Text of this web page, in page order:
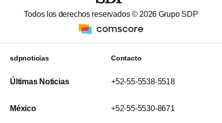
Todos los derechos reservados © 2026 Grupo SDP
sdpnoticias
Últimas Noticias
México
Contacto
+52-55-5538-5518
+52-55-5530-8671